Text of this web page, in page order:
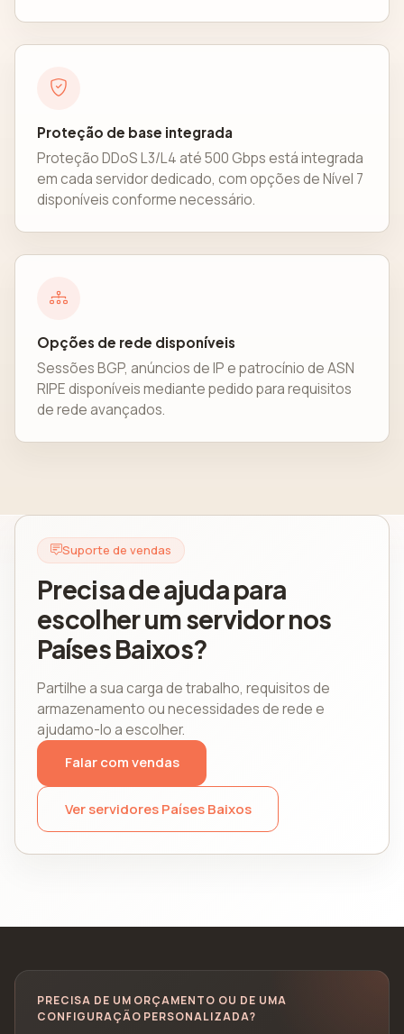
Proteção de base integrada
Proteção DDoS L3/L4 até 500 Gbps está integrada
em cada servidor dedicado, com opções de Nível 7
disponíveis conforme necessário.
Opções de rede disponíveis
Sessões BGP, anúncios de IP e patrocínio de ASN
RIPE disponíveis mediante pedido para requisitos
de rede avançados.
Suporte de vendas
Precisa de ajuda para
escolher um servidor nos
Países Baixos?
Partilhe a sua carga de trabalho, requisitos de
armazenamento ou necessidades de rede e
ajudamo-lo a escolher.
Falar com vendas
Ver servidores Países Baixos
PRECISA DE UM ORÇAMENTO OU DE UMA
CONFIGURAÇÃO PERSONALIZADA?